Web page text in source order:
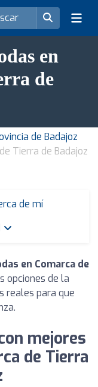
en
de
de Badajoz
Tierra de Badajoz
de mí
en Comarca de
opciones de la
reales para que
mejores
de Tierra